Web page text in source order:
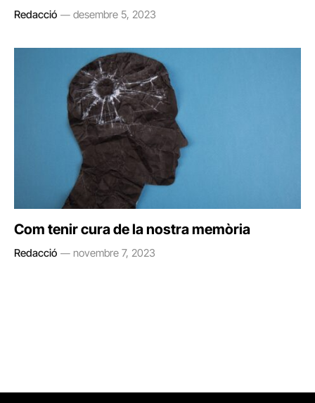
Redacció desembre 5, 2023
Com tenir cura de la nostra memòria
Redacció novembre 7, 2023